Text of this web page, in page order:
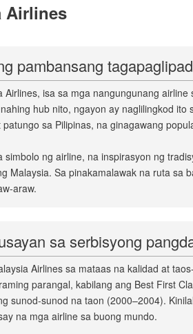
Airlines
pambansang
Airlines, isa sa mga nangungunang
hub nito, ngayon ay naglilingkod
patungo sa Pilipinas, na ginagawang
simbolo ng airline, na inspirasyon ng
Malaysia. Sa pinakamalawak na ruta sa
araw.
sa serbisyong
Airlines sa mataas na kalidad at
parangal, kabilang ang Best First
sunod-sunod na taon (2000–2004).
na mga airline sa buong mundo.